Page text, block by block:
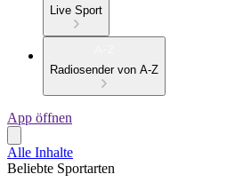
Live Sport
Radiosender von A-Z
App öffnen
Alle Inhalte
Beliebte Sportarten